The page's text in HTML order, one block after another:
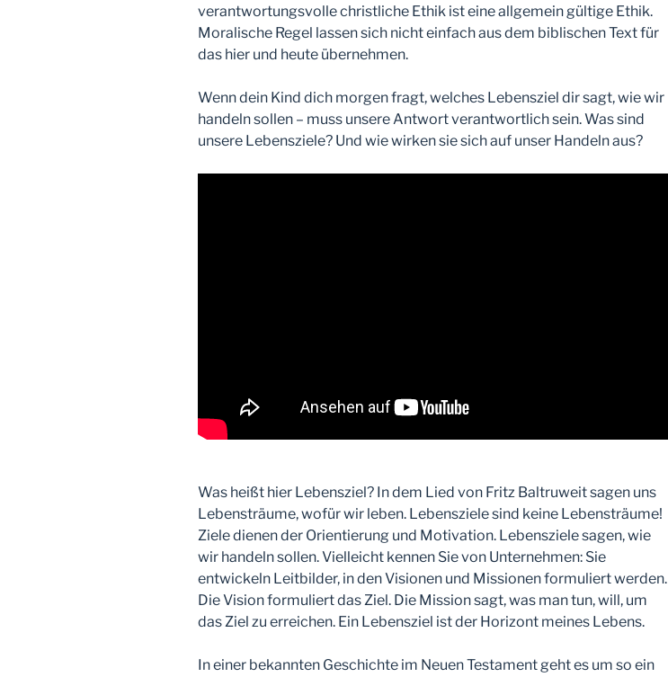
verantwortungsvolle christliche Ethik ist eine allgemein gültige Ethik.
Moralische Regel lassen sich nicht einfach aus dem biblischen Text für
das hier und heute übernehmen.
Wenn dein Kind dich morgen fragt, welches Lebensziel dir sagt, wie wir
handeln sollen – muss unsere Antwort verantwortlich sein. Was sind
unsere Lebensziele? Und wie wirken sie sich auf unser Handeln aus?
Was heißt hier Lebensziel? In dem Lied von Fritz Baltruweit sagen uns
Lebensträume, wofür wir leben. Lebensziele sind keine Lebensträume!
Ziele dienen der Orientierung und Motivation. Lebensziele sagen, wie
wir handeln sollen. Vielleicht kennen Sie von Unternehmen: Sie
entwickeln Leitbilder, in den Visionen und Missionen formuliert werden.
Die Vision formuliert das Ziel. Die Mission sagt, was man tun, will, um
das Ziel zu erreichen. Ein Lebensziel ist der Horizont meines Lebens.
In einer bekannten Geschichte im Neuen Testament geht es um so ein